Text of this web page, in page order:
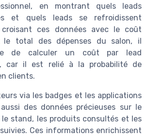
en montrant quels leads
et quels leads se refroidissent
croisant ces données avec le coût
le total des dépenses du salon, il
de calculer un coût par lead
car il est relié à la probabilité de
clients.
via les badges et les applications
des données précieuses sur le
le stand, les produits consultés et les
Ces informations enrichissent